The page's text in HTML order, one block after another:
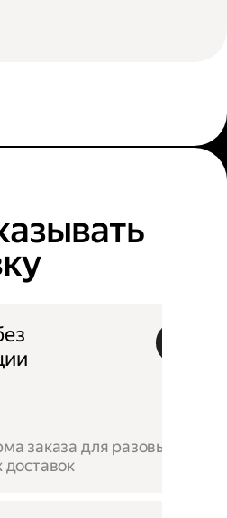
заказа для разовых